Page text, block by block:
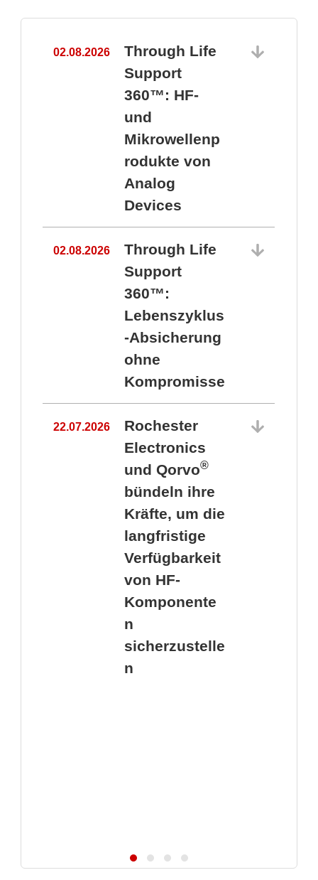
02.08.2026
Through Life
Support
360™: HF-
und
Mikrowellenp
rodukte von
Analog
Devices
02.08.2026
Through Life
Support
360™:
Lebenszyklus
-Absicherung
ohne
Kompromisse
22.07.2026
Rochester
Electronics
und Qorvo®
bündeln ihre
Kräfte, um die
langfristige
Verfügbarkeit
von HF-
Komponente
n
sicherzustelle
n